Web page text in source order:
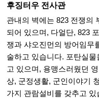
후징터우 전사관
관내의 벽에는 823 전쟁의
되어 있으며, 다얼단, 823
쟁과 샤오진먼의 방어임무
술하고 있습니다. 포탄실물
고 있으며, 용맹스러웠던
상, 군정생활, 군인이야기
가지 관람설비를 갖추고 있